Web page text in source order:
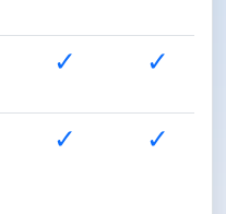
✓ ✓
✓ ✓